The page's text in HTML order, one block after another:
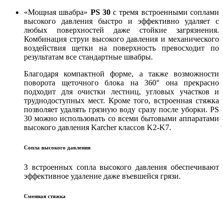
«Мощная швабра» PS 30с тремя встроенными соплами
высокого давления быстро и эффективно удаляет с
любых поверхностей даже стойкие загрязнения.
Комбинация струи высокого давления и механического
воздействия щетки на поверхность превосходит по
результатам все стандартные швабры.
Благодаря компактной форме, а также возможности
поворота щеточного блока на 360° она прекрасно
подходит для очистки лестниц, угловых участков и
труднодоступных мест. Кроме того, встроенная стяжка
позволяет удалять грязную воду сразу после уборки. PS
30 можно использовать со всеми бытовыми аппаратами
высокого давления Karcher классов K2-K7.
Сопла высокого давления
3 встроенных сопла высокого давления обеспечивают
эффективное удаление даже въевшейся грязи.
Сменная стяжка